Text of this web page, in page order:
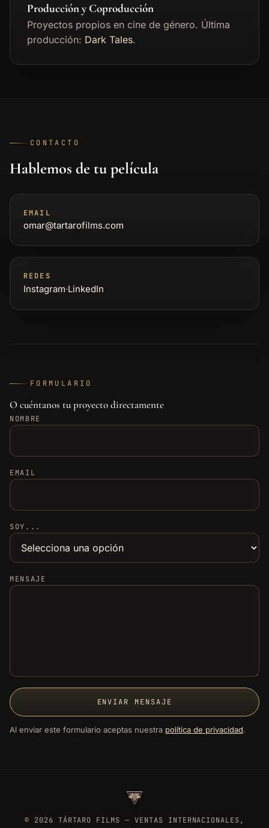
Producción y Coproducción
Proyectos propios en cine de género. Última
producción: Dark Tales.
CONTACTO
Hablemos de tu película
EMAIL
omar@tartarofilms.com
REDES
Instagram·LinkedIn
FORMULARIO
O cuéntanos tu proyecto directamente
NOMBRE
EMAIL
SOY...
MENSAJE
ENVIAR MENSAJE
Al enviar este formulario aceptas nuestra política de privacidad.
© 2026 TÁRTARO FILMS — VENTAS INTERNACIONALES,